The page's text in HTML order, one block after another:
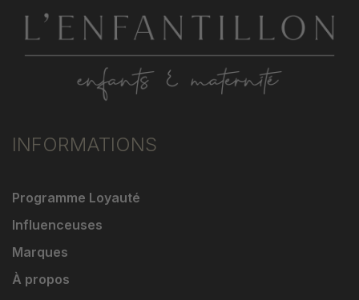
INFORMATIONS
Programme Loyauté
Influenceuses
Marques
À propos